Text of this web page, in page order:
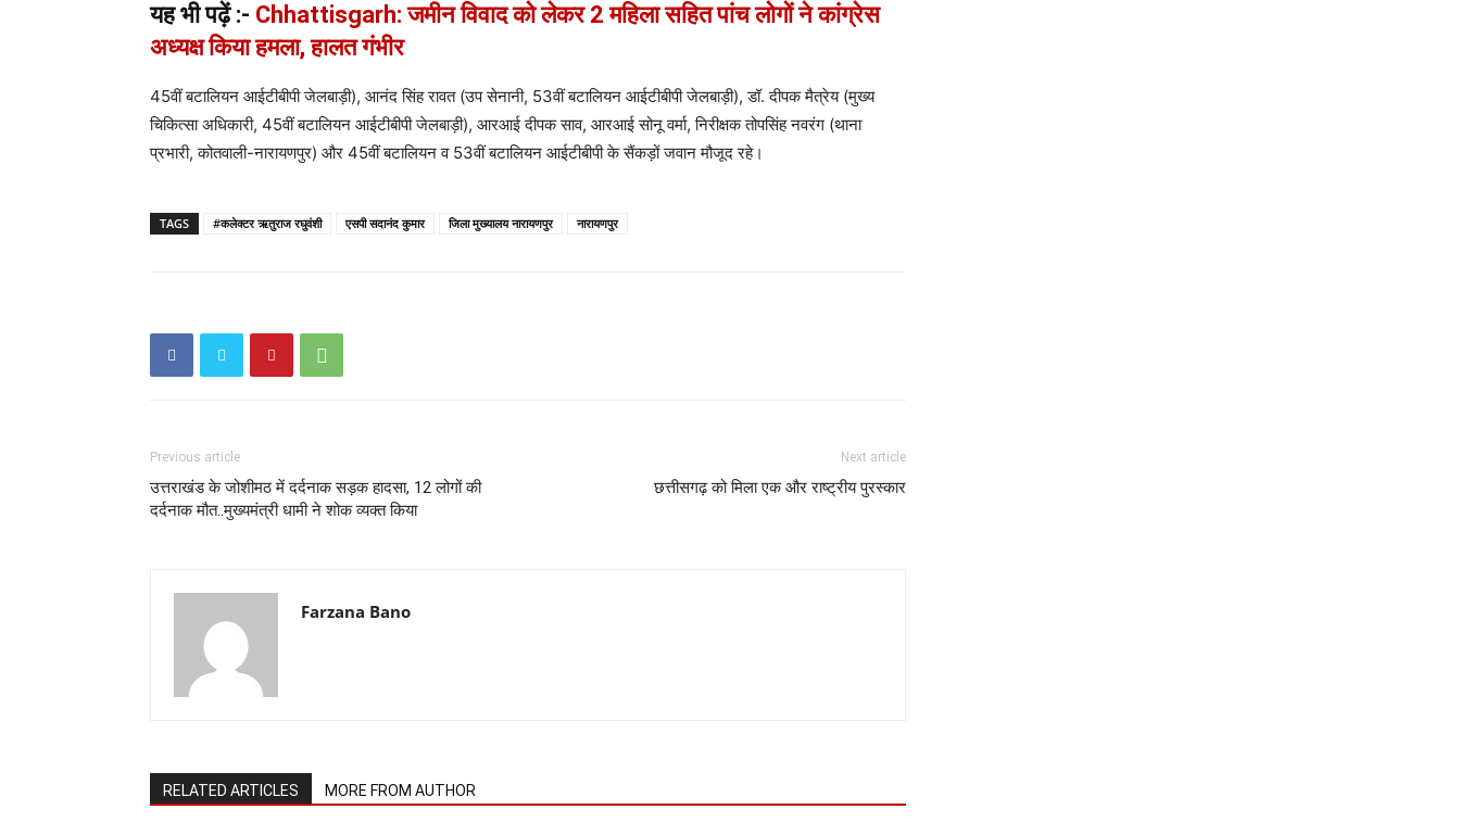
यह भी पढ़ें :- Chhattisgarh: जमीन विवाद को लेकर 2 महिला सहित पांच लोगों ने कांग्रेस
अध्यक्ष किया हमला, हालत गंभीर
45वीं बटालियन आईटीबीपी जेलबाड़ी), आनंद सिंह रावत (उप सेनानी, 53वीं बटालियन आईटीबीपी जेलबाड़ी), डॉ. दीपक मैत्रेय (मुख्य
चिकित्सा अधिकारी, 45वीं बटालियन आईटीबीपी जेलबाड़ी), आरआई दीपक साव, आरआई सोनू वर्मा, निरीक्षक तोपसिंह नवरंग (थाना
प्रभारी, कोतवाली-नारायणपुर) और 45वीं बटालियन व 53वीं बटालियन आईटीबीपी के सैंकड़ों जवान मौजूद रहे।
TAGS #कलेक्टर ऋतुराज रघुवंशी एसपी सदानंद कुमार जिला मुख्यालय नारायणपुर नारायणपुर
Previous article
उत्तराखंड के जोशीमठ में दर्दनाक सड़क हादसा, 12 लोगों की
दर्दनाक मौत..मुख्यमंत्री धामी ने शोक व्यक्त किया
Next article
छत्तीसगढ़ को मिला एक और राष्ट्रीय पुरस्कार
Farzana Bano
RELATED ARTICLES MORE FROM AUTHOR